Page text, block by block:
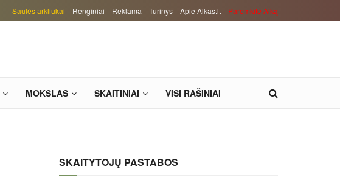
Saulės arkliukai Renginiai Reklama Turinys Apie Alkas.lt Paremkite Alką
MOKSLAS SKAITINIAI VISI RAŠINIAI
SKAITYTOJŲ PASTABOS